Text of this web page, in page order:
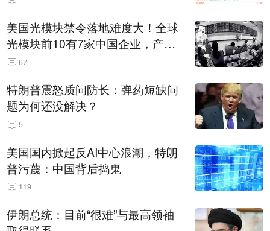
美国光模块禁令落地难度大！全球
光模块前10有7家中国企业，产业
界人士：想“脱钩”并不容易
67
特朗普震怒质问防长：弹药短缺问
题为何还没解决？
5
美国国内掀起反AI中心浪潮，特朗
普污蔑：中国背后捣鬼
119
伊朗总统：目前“很难”与最高领袖